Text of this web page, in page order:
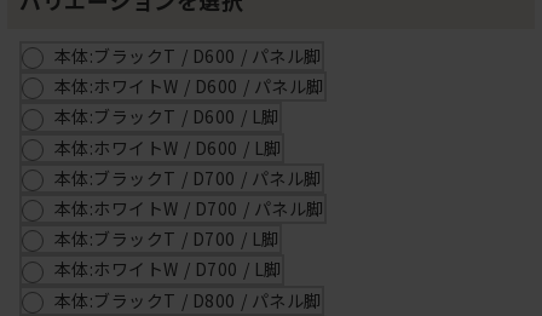
本体:ブラックT / D600 / パネル脚
本体:ホワイトW / D600 / パネル脚
本体:ブラックT / D600 / L脚
本体:ホワイトW / D600 / L脚
本体:ブラックT / D700 / パネル脚
本体:ホワイトW / D700 / パネル脚
本体:ブラックT / D700 / L脚
本体:ホワイトW / D700 / L脚
本体:ブラックT / D800 / パネル脚